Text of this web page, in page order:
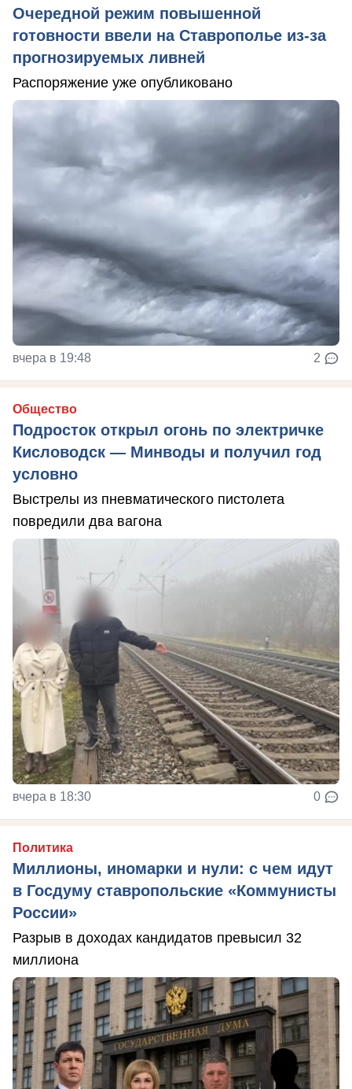
Очередной режим повышенной
готовности ввели на Ставрополье из-за
прогнозируемых ливней
Распоряжение уже опубликовано
вчера в 19:48 2
Общество
Подросток открыл огонь по электричке
Кисловодск — Минводы и получил год
условно
Выстрелы из пневматического пистолета
повредили два вагона
вчера в 18:30 0
Политика
Миллионы, иномарки и нули: с чем идут
в Госдуму ставропольские «Коммунисты
России»
Разрыв в доходах кандидатов превысил 32
миллиона